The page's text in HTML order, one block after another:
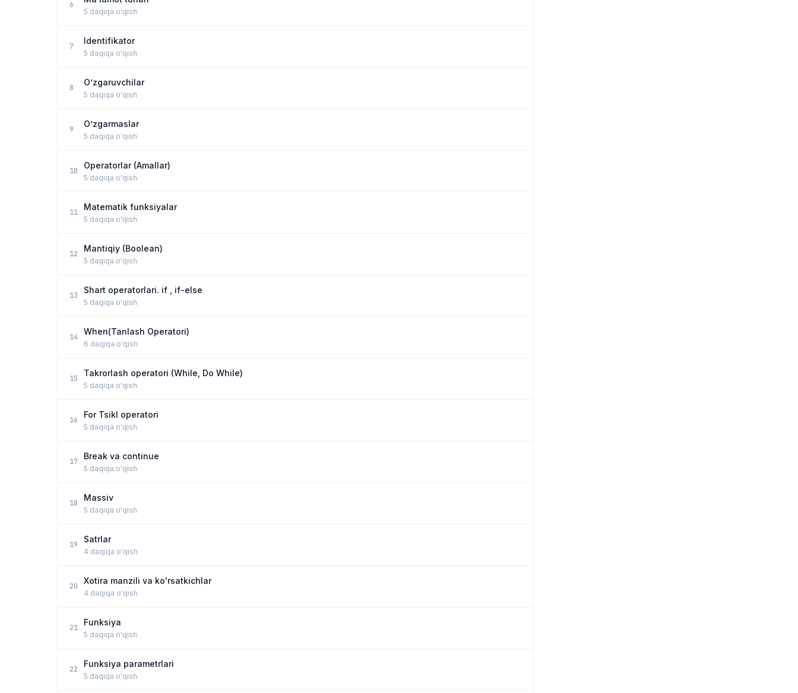
6
5 daqiqa o'qish
7
Identifikator
5 daqiqa o'qish
8
O’zgaruvchilar
5 daqiqa o'qish
9
O’zgarmaslar
5 daqiqa o'qish
10
Operatorlar (Amallar)
5 daqiqa o'qish
11
Matematik funksiyalar
5 daqiqa o'qish
12
Mantiqiy (Boolean)
5 daqiqa o'qish
13
Shart operatorlari. if , if-else
5 daqiqa o'qish
14
When(Tanlash Operatori)
6 daqiqa o'qish
15
Takrorlash operatori (While, Do While)
5 daqiqa o'qish
16
For Tsikl operatori
5 daqiqa o'qish
17
Break va continue
5 daqiqa o'qish
18
Massiv
5 daqiqa o'qish
19
Satrlar
4 daqiqa o'qish
20
Xotira manzili va ko'rsatkichlar
4 daqiqa o'qish
21
Funksiya
5 daqiqa o'qish
22
Funksiya parametrlari
5 daqiqa o'qish